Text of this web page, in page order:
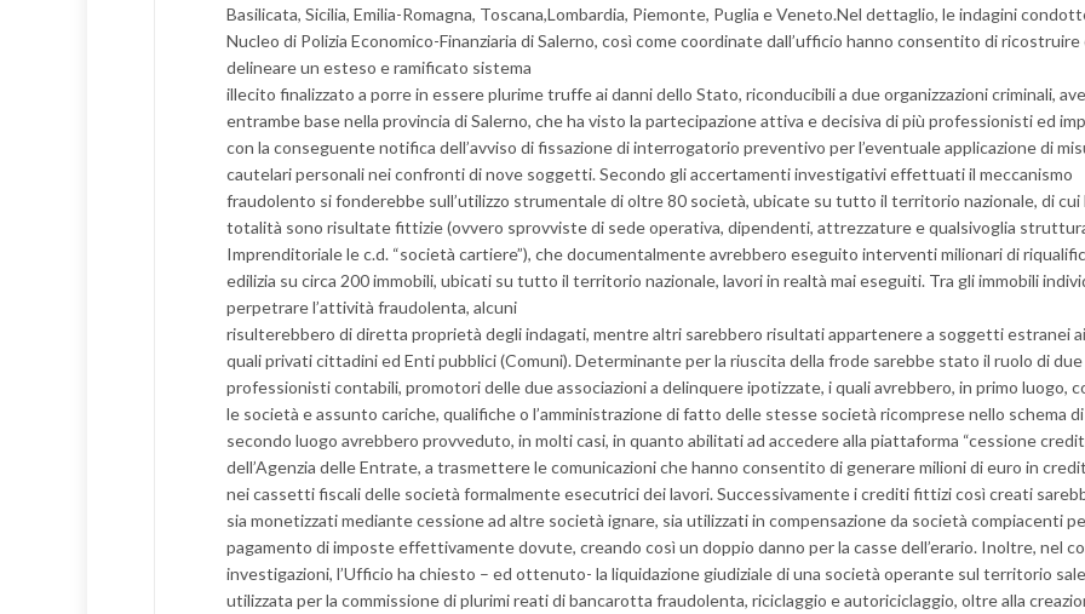
Basilicata, Sicilia, Emilia-Romagna, Toscana,Lombardia, Piemonte, Puglia e Veneto.Nel dettaglio, le indagini
Nucleo di Polizia Economico-Finanziaria di Salerno, così come coordinate dall’ufficio hanno consentito di ricostruire
delineare un esteso e ramificato sistema
illecito finalizzato a porre in essere plurime truffe ai danni dello Stato, riconducibili a due organizzazioni criminali,
entrambe base nella provincia di Salerno, che ha visto la partecipazione attiva e decisiva di più professionisti ed
con la conseguente notifica dell’avviso di fissazione di interrogatorio preventivo per l’eventuale applicazione di
cautelari personali nei confronti di nove soggetti. Secondo gli accertamenti investigativi effettuati il meccanismo
fraudolento si fonderebbe sull’utilizzo strumentale di oltre 80 società, ubicate su tutto il territorio nazionale, di cui
totalità sono risultate fittizie (ovvero sprovviste di sede operativa, dipendenti, attrezzature e qualsivoglia
Imprenditoriale le c.d. “società cartiere”), che documentalmente avrebbero eseguito interventi milionari di
edilizia su circa 200 immobili, ubicati su tutto il territorio nazionale, lavori in realtà mai eseguiti. Tra gli immobili
perpetrare l’attività fraudolenta, alcuni
risulterebbero di diretta proprietà degli indagati, mentre altri sarebbero risultati appartenere a soggetti estranei
quali privati cittadini ed Enti pubblici (Comuni). Determinante per la riuscita della frode sarebbe stato il ruolo di due
professionisti contabili, promotori delle due associazioni a delinquere ipotizzate, i quali avrebbero, in primo luogo,
le società e assunto cariche, qualifiche o l’amministrazione di fatto delle stesse società ricomprese nello schema
secondo luogo avrebbero provveduto, in molti casi, in quanto abilitati ad accedere alla piattaforma “cessione
dell’Agenzia delle Entrate, a trasmettere le comunicazioni che hanno consentito di generare milioni di euro in
nei cassetti fiscali delle società formalmente esecutrici dei lavori. Successivamente i crediti fittizi così creati
sia monetizzati mediante cessione ad altre società ignare, sia utilizzati in compensazione da società compiacenti
pagamento di imposte effettivamente dovute, creando così un doppio danno per la casse dell’erario. Inoltre, nel
investigazioni, l’Ufficio ha chiesto – ed ottenuto- la liquidazione giudiziale di una società operante sul territorio
utilizzata per la commissione di plurimi reati di bancarotta fraudolenta, riciclaggio e autoriciclaggio, oltre alla